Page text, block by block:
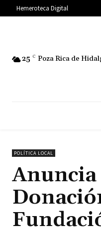
Hemeroteca Digital
25 C Poza Rica de
POLÍTICA LOCAL
Anuncia